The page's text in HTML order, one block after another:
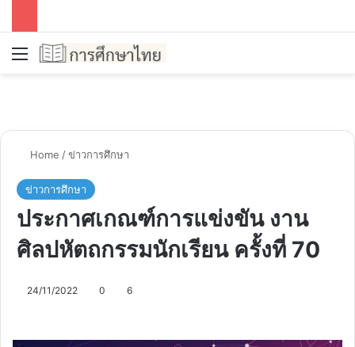
Menu
Home /ข่าวการศึกษา
ข่าวการศึกษา
ประกาศเกณฑ์การแข่งขัน งาน
ศิลปหัตถกรรมนักเรียน ครั้งที่ 70
24/11/2022 0 6